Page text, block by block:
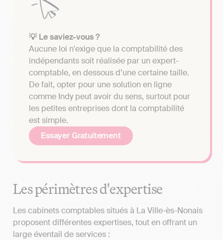
💡 Le saviez-vous ?
Aucune loi n'exige que la comptabilité des
indépendants soit réalisée par un expert-
comptable, en dessous d’une certaine taille.
De fait, opter pour une solution en ligne
comme Indy peut avoir du sens, surtout pour
les petites entreprises dont la comptabilité
est simple.
Essayer Gratuitement
Les périmètres d'expertise
Les cabinets comptables situés à La Ville-ès-Nonais
proposent différentes expertises, tout en offrant un
large éventail de services :